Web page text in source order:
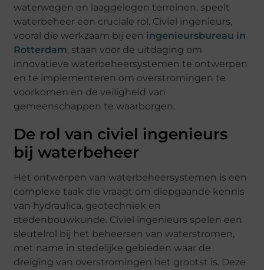
waterwegen en laaggelegen terreinen, speelt
waterbeheer een cruciale rol. Civiel ingenieurs,
vooral die werkzaam bij een ingenieursbureau in
Rotterdam, staan voor de uitdaging om
innovatieve waterbeheersystemen te ontwerpen
en te implementeren om overstromingen te
voorkomen en de veiligheid van
gemeenschappen te waarborgen.
De rol van civiel ingenieurs
bij waterbeheer
Het ontwerpen van waterbeheersystemen is een
complexe taak die vraagt om diepgaande kennis
van hydraulica, geotechniek en
stedenbouwkunde. Civiel ingenieurs spelen een
sleutelrol bij het beheersen van waterstromen,
met name in stedelijke gebieden waar de
dreiging van overstromingen het grootst is. Deze